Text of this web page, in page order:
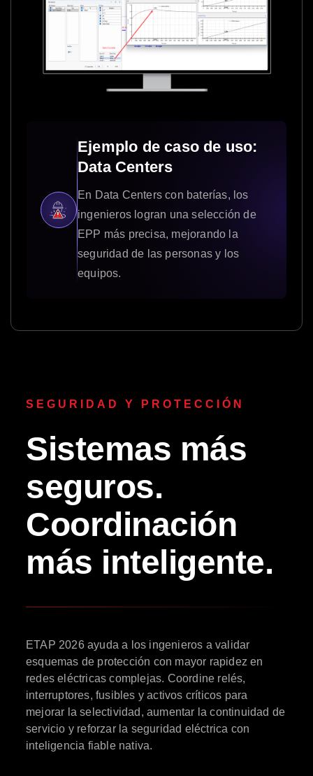
Ejemplo de caso de uso:
Data Centers
En Data Centers con baterías, los
ingenieros logran una selección de
EPP más precisa, mejorando la
seguridad de las personas y los
equipos.
SEGURIDAD Y PROTECCIÓN
Sistemas más
seguros.
Coordinación
más inteligente.
ETAP 2026 ayuda a los ingenieros a validar
esquemas de protección con mayor rapidez en
redes eléctricas complejas. Coordine relés,
interruptores, fusibles y activos críticos para
mejorar la selectividad, aumentar la continuidad de
servicio y reforzar la seguridad eléctrica con
inteligencia fiable nativa.